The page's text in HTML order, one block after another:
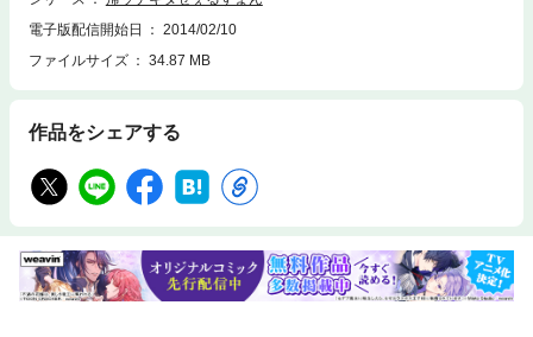
電子版配信開始日
2014/02/10
ファイルサイズ
34.87 MB
作品をシェアする